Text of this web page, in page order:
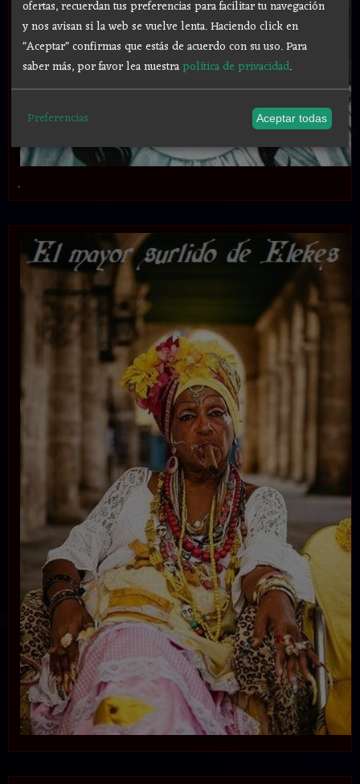
.
ofertas, recuerdan tus preferencias para facilitar tu navegación
y nos avisan si la web se vuelve lenta. Haciendo click en
"Aceptar" confirmas que estás de acuerdo con su uso.Para
saber más, por favor lea nuestrapolítica de privacidad.
Preferencias Aceptar todas